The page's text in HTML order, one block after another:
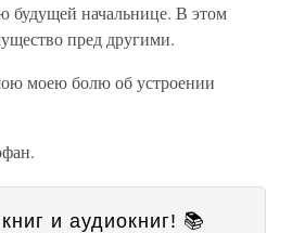
будущей начальнице. В этом
пред другими.
моею болю об устроении
и аудиокниг! 📚